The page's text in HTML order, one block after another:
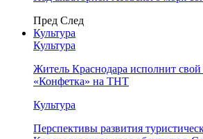
Пред След
Культура
Культура
Житель Краснодара исполнит
«Конфетка» на ТНТ
Культура
Перспективы развития